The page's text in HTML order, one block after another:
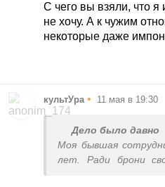
С чего вы взяли, что
не хочу. А к чужим
некоторые даже
культУра • 11 мая в 19:30
Дело было давно
Моя бывшая
лет. Ради брони